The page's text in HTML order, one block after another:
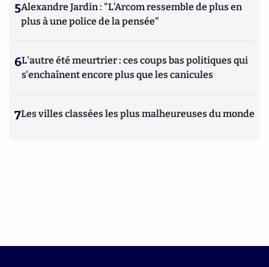
5Alexandre Jardin : "L'Arcom ressemble de plus en
plus à une police de la pensée"
6L'autre été meurtrier : ces coups bas politiques qui
s'enchaînent encore plus que les canicules
7Les villes classées les plus malheureuses du monde